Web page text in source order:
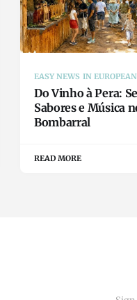
EASY NEWS IN
Do Vinho à Pera:
Sabores e Música
Bombarral
READ MORE